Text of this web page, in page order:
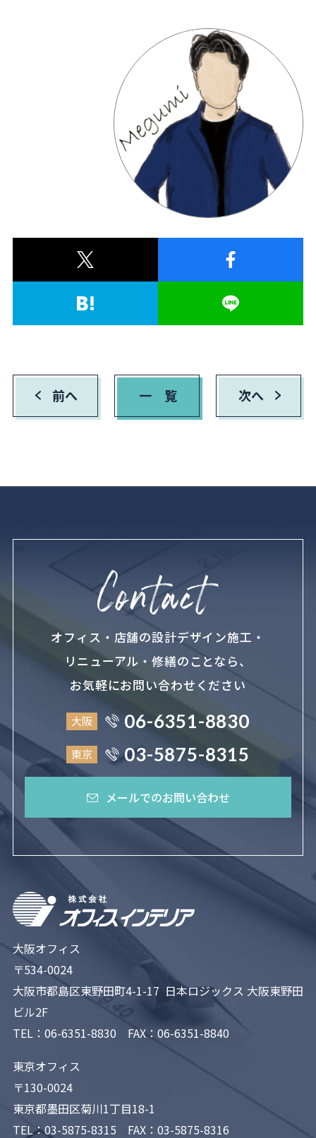
前へ 一 覧 次へ
オフィス・店舗の設計デザイン施工・
リニューアル・修繕のことなら、
お気軽にお問い合わせください
大阪 06-6351-8830
東京 03-5875-8315
メールでのお問い合わせ
大阪オフィス
〒534-0024
大阪市都島区東野田町4-1-17 日本ロジックス 大阪東野田
ビル2F
TEL： 06-6351-8830 FAX：06-6351-8840
東京オフィス
〒130-0024
東京都墨田区菊川1丁目18-1
TEL：03-5875-8315 FAX：03-5875-8316